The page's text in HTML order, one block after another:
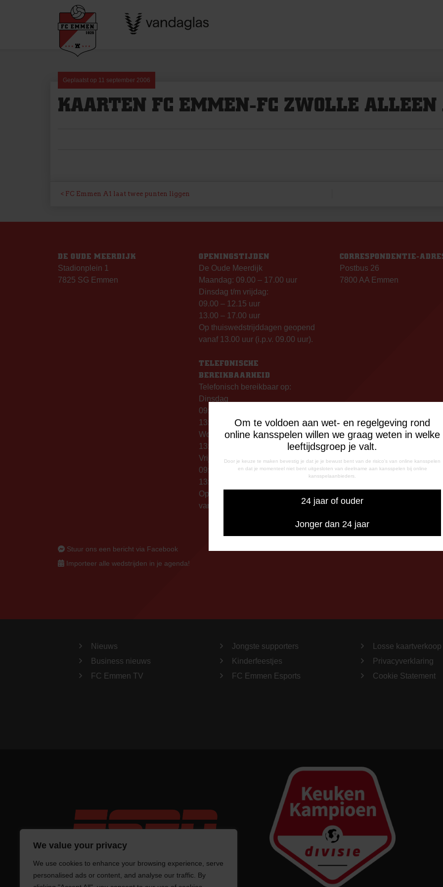
We value your privacy
We use cookies to enhance your browsing experience, serve
personalised ads or content, and analyse our traffic. By
Om te voldoen aan wet- en regelgeving rond
online kansspelen willen we graag weten in welke
leeftijdsgroep je valt.
Door je keuze te maken bevestig je dat je je bewust bent van de risico's van online kansspelen
en dat je momenteel niet bent uitgesloten van deelname aan kansspelen bij online
kansspelaanbieders.
24 jaar of ouder
Jonger dan 24 jaar
Geplaatst op 11 september 2006
KAARTEN FC EMMEN-FC ZWOLLE
BERICHT
NAVIGATIE
FC Emmen A1 laat twee punten liggen
DE OUDE MEERDIJK
Stadionplein 1
7825 SG Emmen
OPENINGSTIJDEN
De Oude Meerdijk
Maandag: 09.00 – 17.00 uur
Dinsdag t/m vrijdag:
09.00 – 12.15 uur
13.00 – 17.00 uur
Op thuiswedstrijddagen geopend
vanaf 13.00 uur (i.p.v. 09.00 uur).
TELEFONISCHE
BEREIKBAARHEID
Telefonisch bereikbaar op:
Dinsdag
09:00 - 12:15 uur
13:00 - 17:00 uur
Woensdag
13:00 - 17:00 uur
Vrijdag
09:00 - 12:15 uur
13:00 - 17:00 uur
Op thuiswedstrijddagen bereikbaar
vanaf 13:00 - 20:00 uur
CORRESPONDENTIE-
Postbus 26
7800 AA Emmen
Stuur ons een bericht via Facebook
Importeer alle wedstrijden in je agenda!
Nieuws
Business nieuws
FC Emmen TV
Jongste supporters
Kinderfeestjes
FC Emmen Esports
Losse kaartverkoop
Privacyverklaring
Cookie Statement